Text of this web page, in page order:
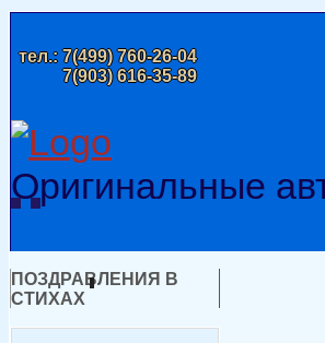
тел.:7(499) 760-26-04
7(903) 616-35-89
Оригинальные
ПОЗДРАВЛЕНИЯ В
СТИХАХ